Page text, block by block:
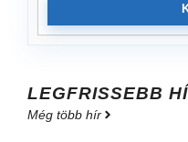
LEGFRISSEBB
Még több hír